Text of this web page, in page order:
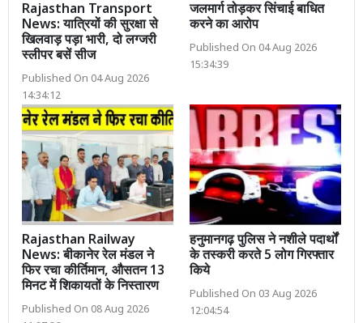
Rajasthan Transport
News: यात्रियों की सुरक्षा से
खिलवाड़ पड़ा भारी, दो लग्जरी
स्लीपर बसें सीज
Published On 04 Aug 2026
14:34:12
जलमार्ग तोड़कर सिंचाई बाधित
करने का आरोप
Published On 04 Aug 2026
15:34:39
Rajasthan Railway
News: बीकानेर रेल मंडल ने
फिर रचा कीर्तिमान, औसतन 13
मिनट में शिकायतों के निस्तारण
Published On 08 Aug 2026
हनुमानगढ़ पुलिस ने नशीले पदार्थों
के तस्करी करते 5 लोग गिरफ्तार
किये
Published On 03 Aug 2026
12:04:54